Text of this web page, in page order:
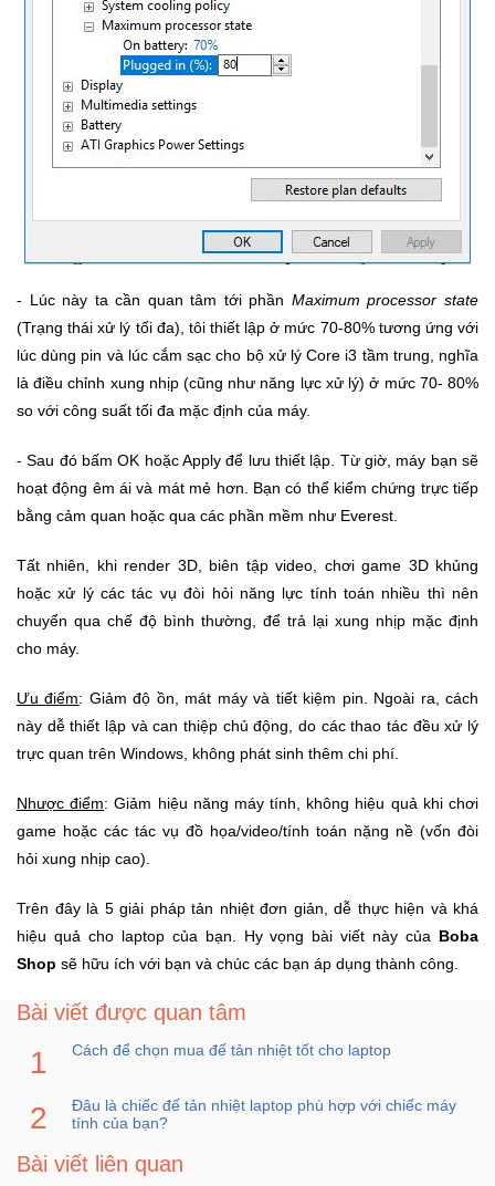
- Lúc này ta cần quan tâm tới phần Maximum processor state
(Trạng thái xử lý tối đa), tôi thiết lập ở mức 70-80% tương ứng với
lúc dùng pin và lúc cắm sạc cho bộ xử lý Core i3 tầm trung, nghĩa
là điều chỉnh xung nhịp (cũng như năng lực xử lý) ở mức 70- 80%
so với công suất tối đa mặc định của máy.
- Sau đó bấm OK hoặc Apply để lưu thiết lập. Từ giờ, máy bạn sẽ
hoạt động êm ái và mát mẻ hơn. Bạn có thể kiểm chứng trực tiếp
bằng cảm quan hoặc qua các phần mềm như Everest.
Tất nhiên, khi render 3D, biên tập video, chơi game 3D khủng
hoặc xử lý các tác vụ đòi hỏi năng lực tính toán nhiều thì nên
chuyển qua chế độ bình thường, để trả lại xung nhịp mặc định
cho máy.
Ưu điểm: Giảm độ ồn, mát máy và tiết kiệm pin. Ngoài ra, cách
này dễ thiết lập và can thiệp chủ động, do các thao tác đều xử lý
trực quan trên Windows, không phát sinh thêm chi phí.
Nhược điểm: Giảm hiệu năng máy tính, không hiệu quả khi chơi
game hoặc các tác vụ đồ họa/video/tính toán nặng nề (vốn đòi
hỏi xung nhịp cao).
Trên đây là 5 giải pháp tản nhiệt đơn giản, dễ thực hiện và khá
hiệu quả cho laptop của bạn. Hy vọng bài viết này của Boba
Shop sẽ hữu ích với bạn và chúc các bạn áp dụng thành công.
Bài viết được quan tâm
Cách để chọn mua đế tản nhiệt tốt cho laptop
Đâu là chiếc đế tản nhiệt laptop phù hợp với chiếc máy
tính của bạn?
Bài viết liên quan